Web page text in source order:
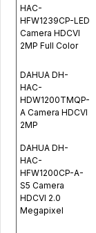
HAC-
HFW1239CP-LED
Camera HDCVI
2MP Full Color
DAHUA DH-
HAC-
HDW1200TMQP-
A Camera HDCVI
2MP
DAHUA DH-
HAC-
HFW1200CP-A-
S5 Camera
HDCVI 2.0
Megapixel